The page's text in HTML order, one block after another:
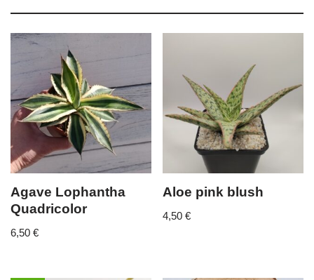
Agave Lophantha
Quadricolor
6,50 €
Aloe pink blush
4,50€